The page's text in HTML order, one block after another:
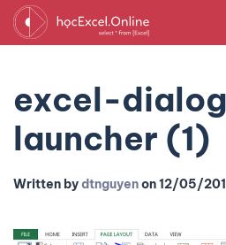
excel-
launcher (1)
Written bydtnguyenon12/05/